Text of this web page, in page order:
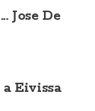
Jose De
Eivissa